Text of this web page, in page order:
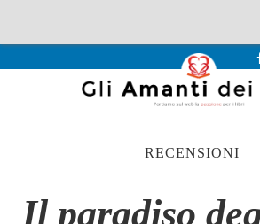
Recensioni
Interviste & Incontri
RECENSIONI
Il paradiso